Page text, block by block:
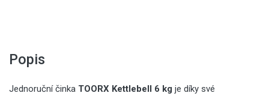
Popis
Jednoruční činka TOORX Kettlebell 6 kg je díky své